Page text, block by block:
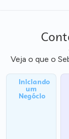
Veja o que o
Iniciando
um
Negócio